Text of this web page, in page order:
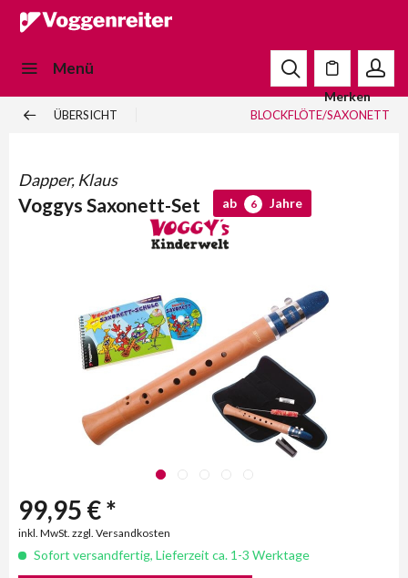
Menü
Merken
ÜBERSICHT BLOCKFLÖTE/SAXONETT
Dapper, Klaus
Voggys Saxonett-Set ab 6 Jahre
99,95 € *
inkl. MwSt. zzgl. Versandkosten
Sofort versandfertig, Lieferzeit ca. 1-3 Werktage